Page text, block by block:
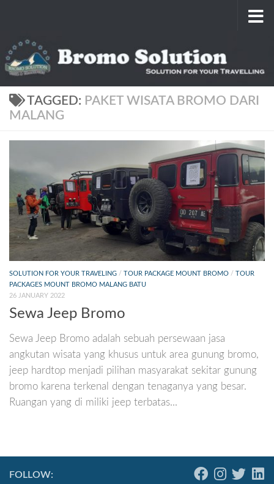
TAGGED: PAKET WISATA BROMO DARI
MALANG
SOLUTION FOR YOUR TRAVELING / TOUR PACKAGE MOUNT BROMO /
TOUR
PACKAGES MOUNT BROMO MALANG BATU
26 JANUARY 2022
Sewa Jeep Bromo
Sewa Jeep Bromo adalah sebuah persewaan jasa
angkutan wisata yang khusus untuk area gunung bromo,
jeep hardtop menjadi pilihan masyarakat sekitar gunung
bromo karena terkenal dengan tenaganya yang besar.
Ruangan yang di miliki jeep terbatas...
FOLLOW: